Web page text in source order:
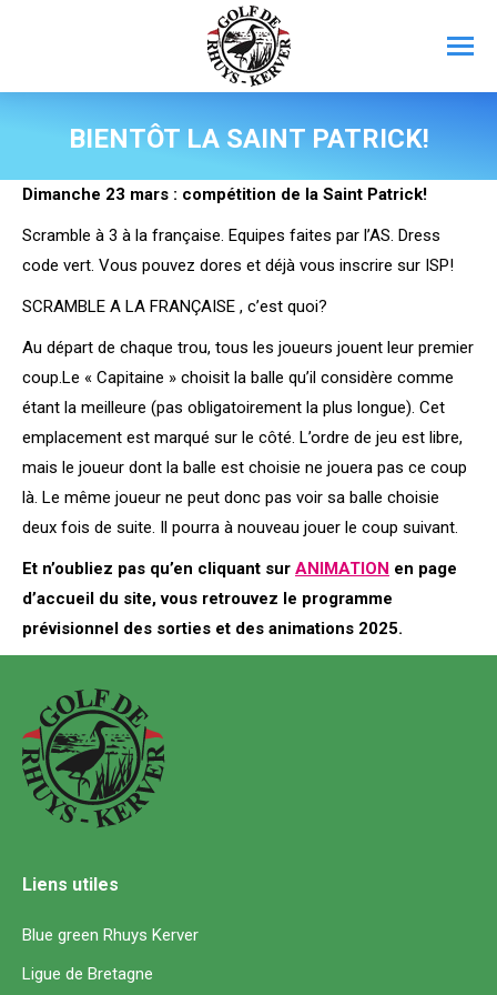
BIENTÔT LA SAINT PATRICK!
Dimanche 23 mars : compétition de la Saint Patrick!
Scramble à 3 à la française. Equipes faites par l’AS. Dress
code vert. Vous pouvez dores et déjà vous inscrire sur ISP!
SCRAMBLE A LA FRANÇAISE , c’est quoi?
Au départ de chaque trou, tous les joueurs jouent leur premier
coup.Le « Capitaine » choisit la balle qu’il considère comme
étant la meilleure (pas obligatoirement la plus longue). Cet
emplacement est marqué sur le côté. L’ordre de jeu est libre,
mais le joueur dont la balle est choisie ne jouera pas ce coup
là. Le même joueur ne peut donc pas voir sa balle choisie
deux fois de suite. Il pourra à nouveau jouer le coup suivant.
Et n’oubliez pas qu’en cliquant sur ANIMATION en page
d’accueil du site, vous retrouvez le programme
prévisionnel des sorties et des animations 2025.
Liens utiles
Blue green Rhuys Kerver
Ligue de Bretagne